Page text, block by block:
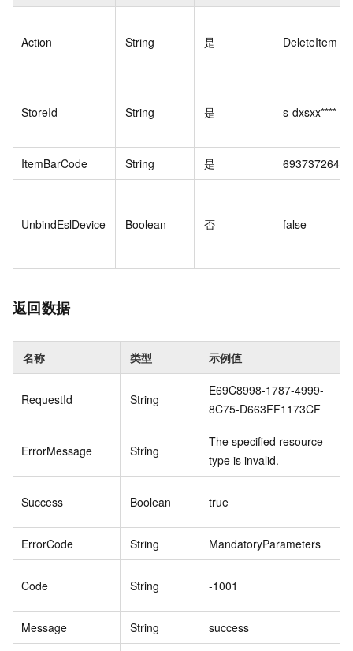
Action String 是 DeleteItem
StoreId String 是 s-dxsxx****
ItemBarCode String 是
UnbindEslDevice Boolean 否 false
返回数据
名称 类型 示例值
RequestId String
E69C8998-1787-4999-
8C75-D663FF1173CF
ErrorMessage String
The specified resource
type is invalid.
Success Boolean true
ErrorCode String MandatoryParameters
Code String -1001
Message String success